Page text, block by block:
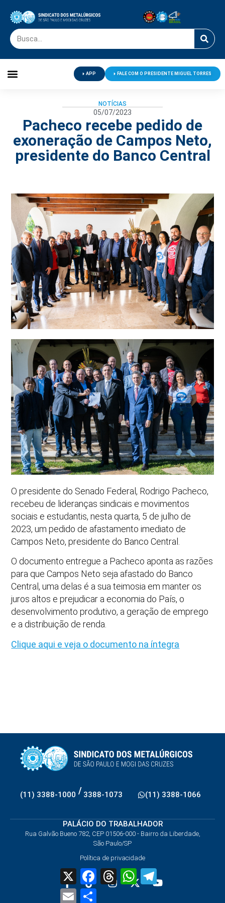
APP FALE COM O PRESIDENTE MIGUEL TORRES
NOTÍCIAS
05/07/2023
Pacheco recebe pedido de
exoneração de Campos Neto,
presidente do Banco Central
O presidente do Senado Federal, Rodrigo Pacheco,
recebeu de lideranças sindicais e movimentos
sociais e estudantis, nesta quarta, 5 de julho de
2023, um pedido de afastamento imediato de
Campos Neto, presidente do Banco Central.
O documento entregue a Pacheco aponta as razões
para que Campos Neto seja afastado do Banco
Central, uma delas é a sua teimosia em manter os
juros altos e prejudicar a economia do País, o
desenvolvimento produtivo, a geração de emprego
e a distribuição de renda.
Clique aqui e veja o documento na íntegra
(11) 3388-1000 / 3388-1073 (11) 3388-1066
PALÁCIO DO TRABALHADOR
Rua Galvão Bueno 782, CEP 01506-000 - Bairro da Liberdade,
São Paulo/SP
Política de privacidade
X FacebookThreadsWhatsApp
Email